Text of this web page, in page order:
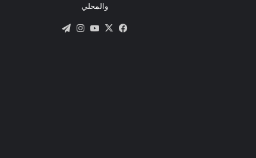
والمحلي
فيسبوك
X يوتيوبانستقرام